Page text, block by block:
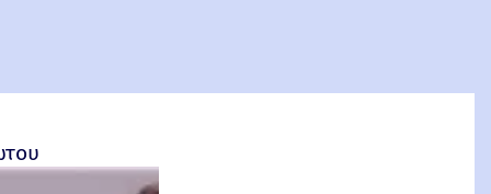
Φακιολάς, Ομότιμος Καθηγητής ΕΜΠ